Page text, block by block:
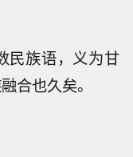
民族语，义为甘
合也久矣。